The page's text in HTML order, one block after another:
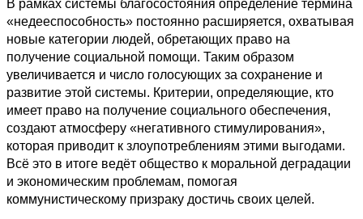
В рамках системы благосостояния определение термина
«недееспособность» постоянно расширяется, охватывая
новые категории людей, обретающих право на
получение социальной помощи. Таким образом
увеличивается и число голосующих за сохранение и
развитие этой системы. Критерии, определяющие, кто
имеет право на получение социального обеспечения,
создают атмосферу «негативного стимулирования»,
которая приводит к злоупотреблениям этими выгодами.
Всё это в итоге ведёт общество к моральной деградации
и экономическим проблемам, помогая
коммунистическому призраку достичь своих целей.